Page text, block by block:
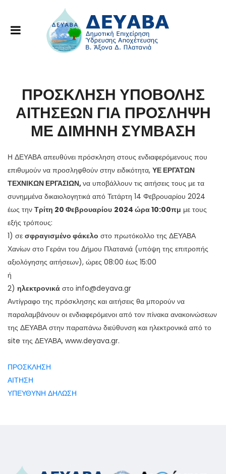
ΠΡΟΣΚΛΗΣΗ ΥΠΟΒΟΛΗΣ
ΑΙΤΗΣΕΩΝ ΓΙΑ ΠΡΟΣΛΗΨΗ
ΜΕ ΔΙΜΗΝΗ ΣΥΜΒΑΣΗ
Η ΔΕΥΑΒΑ απευθύνει πρόσκληση στους ενδιαφερόμενους που
επιθυμούν να προσληφθούν στην ειδικότητα, ΥΕ ΕΡΓΑΤΩΝ
ΤΕΧΝΙΚΩΝ ΕΡΓΑΣΙΩΝ,να υποβάλλουν τις αιτήσεις τους με τα
συνημμένα δικαιολογητικά από Τετάρτη 14 Φεβρουαρίου 2024
έως την Τρίτη 20 Φεβρουαρίου 2024 ώρα 10:00πμ με τους
εξής τρόπους:
1) σε σφραγισμένο φάκελο στο πρωτόκολλο της ΔΕΥΑΒΑ
Χανίων στο Γεράνι του Δήμου Πλατανιά (υπόψη της επιτροπής
αξιολόγησης αιτήσεων), ώρες 08:00 έως 15:00
ή
2) ηλεκτρονικά στο info@deyava.gr
Αντίγραφο της πρόσκλησης και αιτήσεις θα μπορούν να
παραλαμβάνουν οι ενδιαφερόμενοι από τον πίνακα ανακοινώσεων
της ΔΕΥΑΒΑ στην παραπάνω διεύθυνση και ηλεκτρονικά από το
site της ΔΕΥΑΒΑ, www.deyava.gr.
ΠΡΟΣΚΛΗΣΗ
ΑΙΤΗΣΗ
ΥΠΕΥΘΥΝΗ ΔΗΛΩΣΗ